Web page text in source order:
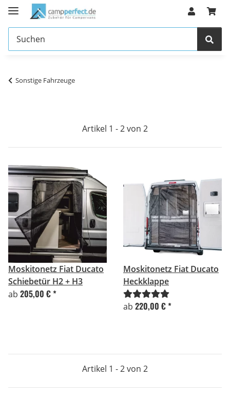
Sonstige Fahrzeuge
Artikel 1 - 2 von 2
Moskitonetz Fiat Ducato
Schiebetür H2 + H3
ab 205,00 €*
Moskitonetz Fiat Ducato
Heckklappe
ab 220,00 €*
Artikel 1 - 2 von 2